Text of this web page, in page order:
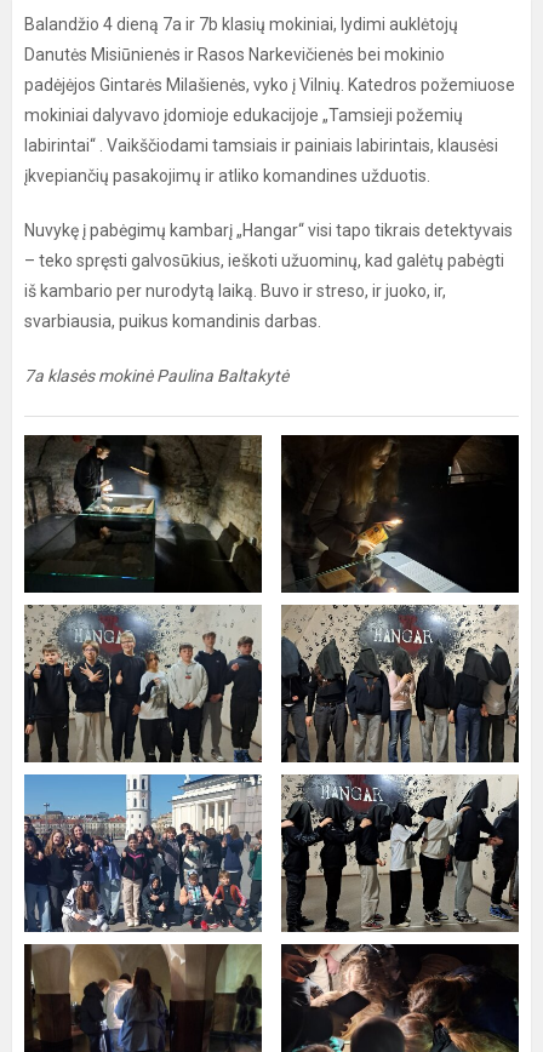
Balandžio 4 dieną 7a ir 7b klasių mokiniai, lydimi auklėtojų
Danutės Misiūnienės ir Rasos Narkevičienės bei mokinio
padėjėjos Gintarės Milašienės, vyko į Vilnių. Katedros požemiuose
mokiniai dalyvavo įdomioje edukacijoje „Tamsieji požemių
labirintai“ . Vaikščiodami tamsiais ir painiais labirintais, klausėsi
įkvepiančių pasakojimų ir atliko komandines užduotis.
Nuvykę į pabėgimų kambarį „Hangar“ visi tapo tikrais detektyvais
– teko spręsti galvosūkius, ieškoti užuominų, kad galėtų pabėgti
iš kambario per nurodytą laiką. Buvo ir streso, ir juoko, ir,
svarbiausia, puikus komandinis darbas.
7a klasės mokinė Paulina Baltakytė